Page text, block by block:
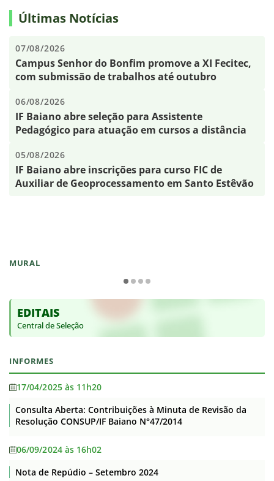
MURAL
EDITAIS
Central de Seleção
INFORMES
17/04/2025 às 11h20
Consulta Aberta: Contribuições à Minuta de Revisão da
Resolução CONSUP/IF Baiano N°47/2014
06/09/2024 às 16h02
Nota de Repúdio – Setembro 2024
Últimas Notícias
07/08/2026
Campus Senhor do Bonfim promove a XI Fecitec,
com submissão de trabalhos até outubro
06/08/2026
IF Baiano abre seleção para Assistente
Pedagógico para atuação em cursos a distância
05/08/2026
IF Baiano abre inscrições para curso FIC de
Auxiliar de Geoprocessamento em Santo Estêvão